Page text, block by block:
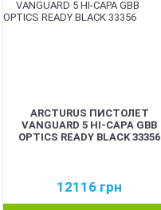
ARCTURUS ПИСТОЛЕТ
VANGUARD 5 HI-CAPA GBB
OPTICS READY BLACK 33356
12116 грн